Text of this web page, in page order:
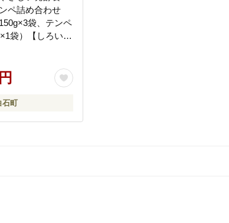
ペ詰め合わせ
袋、テンペ
袋）【しろいし
石町